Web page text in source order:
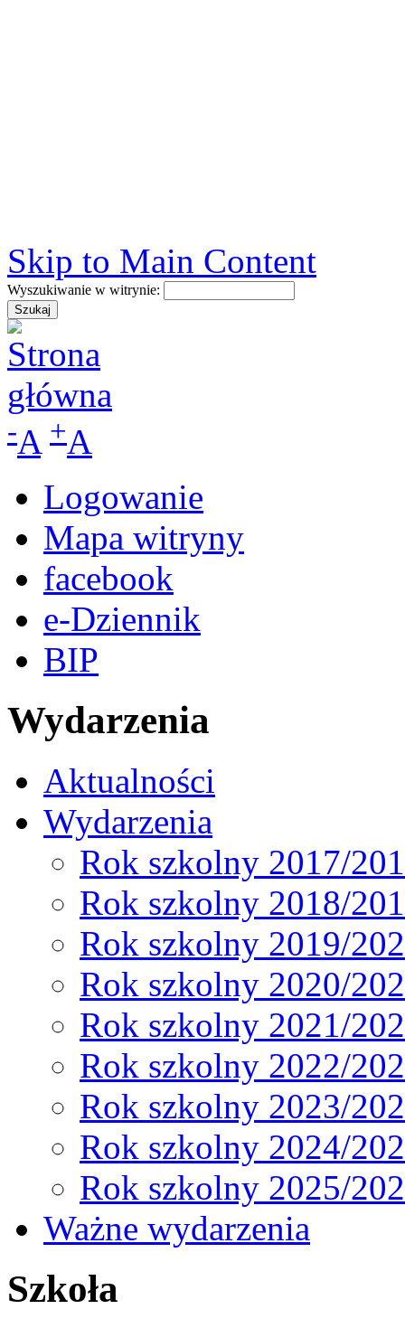
Skip to Main Content
Wyszukiwanie w witrynie:
-A +A
Logowanie
Mapa witryny
facebook
e-Dziennik
BIP
Wydarzenia
Aktualności
Wydarzenia
Rok szkolny 2017/
Rok szkolny 2018/
Rok szkolny 2019/
Rok szkolny 2020/
Rok szkolny 2021/
Rok szkolny 2022/
Rok szkolny 2023/
Rok szkolny 2024/
Rok szkolny 2025/
Ważne wydarzenia
Szkoła